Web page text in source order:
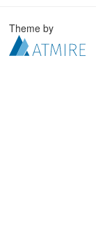
Theme by